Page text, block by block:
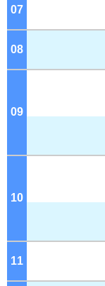
07
08
09
10
11